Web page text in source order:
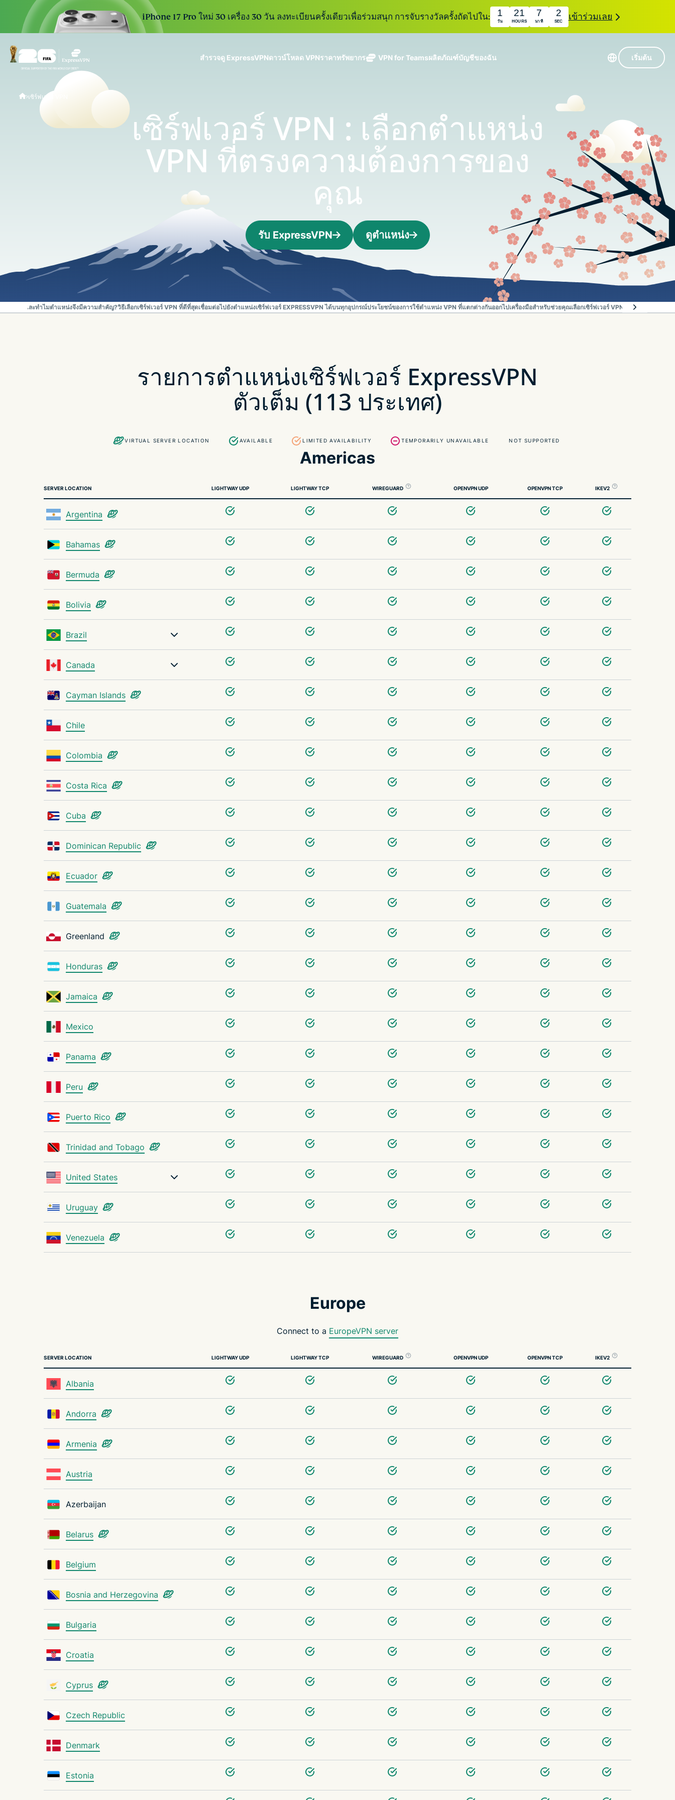
iPhone 17 Pro ใหม่ 30 เครื่อง 30 วัน ลงทะเบียนครั้งเดียวเพื่อร่วมสนุก การจับรางวัลครั้งถัดไปใน: 1
วัน
21
HOURS
7
นาที
1
SEC เข้าร่วมเลย
สำรวจดู ExpressVPN
เข้าถึงบริการออนไลน์อย่างปลอดภัย
VPN สำหรับเล่นเกม
สำรวจดูคุณสมบัติทั้งหมด
เกี่ยวกับ ExpressVPN
การสมัครสมาชิกหนึ่งบัญชีจะมอบการเข้าถึงชุดเครื่องมือความเป็นส่วนตัว
และความปลอดภัยที่มีการเพิ่มขึ้นอย่างต่อเนื่องซึ่งสามารถใช้งานร่วมกันได้
ดาวน์โหลด VPNราคาทรัพยากร
วิธีใช้งาน VPN
อธิบายการเข้ารหัสของ VPN
VPN for Teamsผลิตภัณฑ์
scale.
พร้อมเซิร์ฟเวอร์
ที่ปลอดภัยใน
ปกป้องกล่องข้อความ
ขาเข้าและตัวตนของ
คุณ
การจัดการรหัส
ผ่านที่มีความ
หลายชั้น และ
อื่น ๆ
ExpressAI
AI สำหรับผู้
เคลื่อนโดย
computing
สำหรับความ
อัจฉริยะที่เน้น
ความเป็นส่วน
ชุดเครื่องมือ
holiday.com
eSIM
กว่า 150
winning
macOS
firewall,
system tools,
บัญชีของฉัน เริ่มต้น
เซิร์ฟเวอร์ VPN
เซิร์ฟเวอร์ VPN : เลือกตำแหน่ง
VPN ที่ตรงความต้องการของ
คุณ
รับ ExpressVPN ดูตำแหน่ง
คืออะไรและทำไมตำแหน่งจึงมีความสำคัญ?วิธีเลือกเซิร์ฟเวอร์ VPN ที่ดีที่สุดเชื่อมต่อไปยังตำแหน่งเซิร์ฟเวอร์ EXPRESSVPN ได้บนทุกอุปกรณ์ประโยชน์ของการใช้ตำแหน่ง VPN ที่แตกต่างกันออกไปเครื่องมือสำหรับช่วยคุณเลือกเซิร์ฟเวอร์ VPN ที่ดีที่สุด
รายการตำแหน่งเซิร์ฟเวอร์ ExpressVPN
ตัวเต็ม (113 ประเทศ)
VIRTUAL SERVER LOCATION AVAILABLE LIMITED AVAILABILITY TEMPORARILY UNAVAILABLE NOT SUPPORTED
Americas
SERVER LOCATION LIGHTWAY UDP LIGHTWAY TCP WIREGUARD OPENVPN UDP OPENVPN TCP IKEV2
Argentina
Bahamas
Bermuda
Bolivia
Brazil
Canada
Cayman Islands
Chile
Colombia
Costa Rica
Cuba
Dominican Republic
Ecuador
Guatemala
Greenland
Honduras
Jamaica
Mexico
Panama
Peru
Puerto Rico
Trinidad and Tobago
United States
Uruguay
Venezuela
Europe
Connect to a EuropeVPN server
SERVER LOCATION LIGHTWAY UDP LIGHTWAY TCP WIREGUARD OPENVPN UDP OPENVPN TCP IKEV2
Albania
Andorra
Armenia
Austria
Azerbaijan
Belarus
Belgium
Bosnia and Herzegovina
Bulgaria
Croatia
Cyprus
Czech Republic
Denmark
Estonia